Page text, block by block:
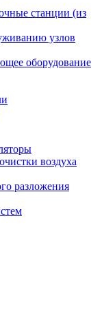
станции (из
узлов
оборудование
воздуха
разложения